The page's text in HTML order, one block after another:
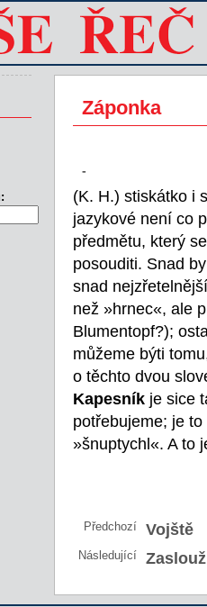
Záponka
-
(K. H.) stiskátko i
jazykové není co
předmětu, který
posouditi. Snad
snad
než »hrnec«, ale
Blumentopf?);
můžeme býti
o těchto dvou
Kapesník je sice
potřebujeme; je
»šnuptychl«. A to
Předchozí Vojště
Následující